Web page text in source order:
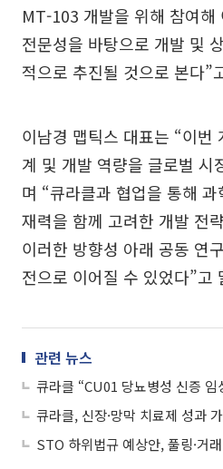
MT-103 개발을 위해 참여해
전문성을 바탕으로 개발 및
적으로 추진될 것으로 본다”
이남경 맵틱스 대표는 “이번
계 및 개발 역량을 글로벌 시
며 “큐라클과 협업을 통해
재력을 함께 고려한 개발 전
이러한 방향성 아래 공동 연
전으로 이어질 수 있었다”고
관련 뉴스
큐라클 “CU01 당뇨병성 신증